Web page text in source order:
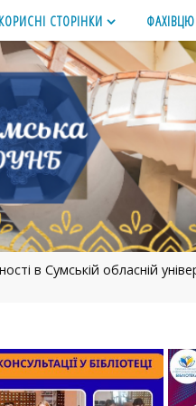
КОРИСНІ СТОРІНКИ ФАХІВЦЮ
в Сумській обласній